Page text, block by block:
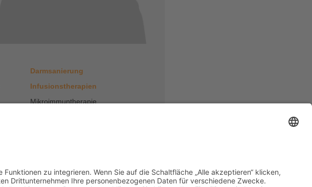
Darmsanierung
Infusionstherapien
Mikroimmuntherapie